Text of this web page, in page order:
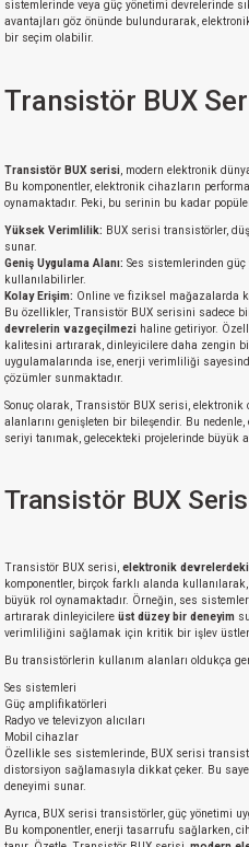
sistemlerinde veya güç yönetimi devrelerinde
avantajları göz önünde bulundurarak,
bir seçim olabilir.
Transistör BUX
Transistör BUX serisi, modern elektronik
Bu komponentler, elektronik cihazların
oynamaktadır. Peki, bu serinin bu kadar
Yüksek Verimlilik: BUX serisi transistörler,
sunar.
Geniş Uygulama Alanı: Ses sistemlerinden
kullanılabilirler.
Kolay Erişim: Online ve fiziksel mağazalarda
Bu özellikler, Transistör BUX serisini sadece
devrelerin vazgeçilmezi haline getiriyor.
kalitesini artırarak, dinleyicilere daha zengin
uygulamalarında ise, enerji verimliliği
çözümler sunmaktadır.
Sonuç olarak, Transistör BUX serisi, elektronik
alanlarını genişleten bir bileşendir. Bu
seriyi tanımak, gelecekteki projelerinde büyük
Transistör BUX
Transistör BUX serisi, elektronik devrelerdeki
komponentler, birçok farklı alanda
büyük rol oynamaktadır. Örneğin, ses
artırarak dinleyicilere üst düzey bir deneyim
verimliliğini sağlamak için kritik bir işlev
Bu transistörlerin kullanım alanları oldukça
Ses sistemleri
Güç amplifikatörleri
Radyo ve televizyon alıcıları
Mobil cihazlar
Özellikle ses sistemlerinde, BUX serisi
distorsiyon sağlamasıyla dikkat çeker. Bu
deneyimi sunar.
Ayrıca, BUX serisi transistörler, güç yönetimi
Bu komponentler, enerji tasarrufu sağlarken,